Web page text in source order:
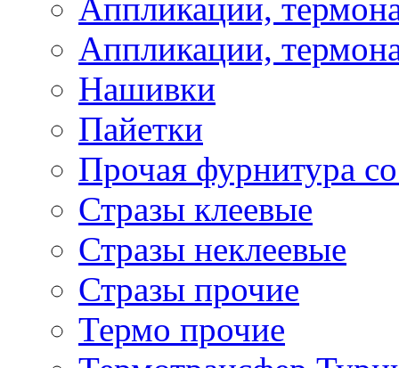
Аппликации,
Аппликации,
Нашивки
Пайетки
Прочая фурнитура
Стразы клеевые
Стразы неклеевые
Стразы прочие
Термо прочие